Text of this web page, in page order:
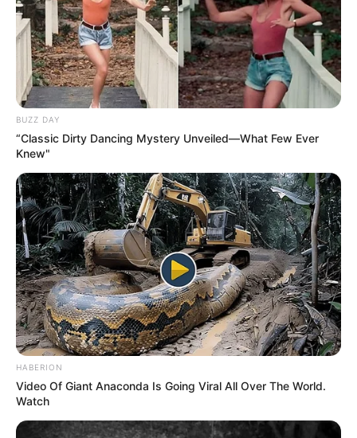
BUZZ DAY
“Classic Dirty Dancing Mystery Unveiled—What Few Ever
Knew"
HABERION
Video Of Giant Anaconda Is Going Viral All Over The World.
Watch